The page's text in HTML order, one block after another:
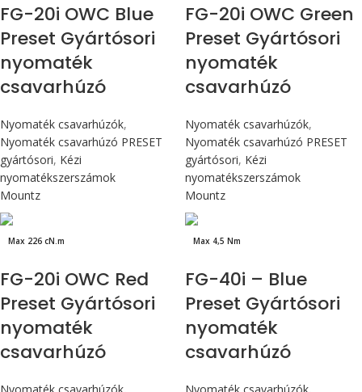
FG-20i OWC Blue
Preset Gyártósori
nyomaték
csavarhúzó
Nyomaték csavarhúzók,
Nyomaték csavarhúzó PRESET
gyártósori, Kézi
nyomatékszerszámok
Mountz
FG-20i OWC Green
Preset Gyártósori
nyomaték
csavarhúzó
Nyomaték csavarhúzók,
Nyomaték csavarhúzó PRESET
gyártósori, Kézi
nyomatékszerszámok
Mountz
Max 226 cN.m
FG-20i OWC Red
Preset Gyártósori
nyomaték
csavarhúzó
Nyomaték csavarhúzók,
Max 4,5 Nm
FG-40i – Blue
Preset Gyártósori
nyomaték
csavarhúzó
Nyomaték csavarhúzók,